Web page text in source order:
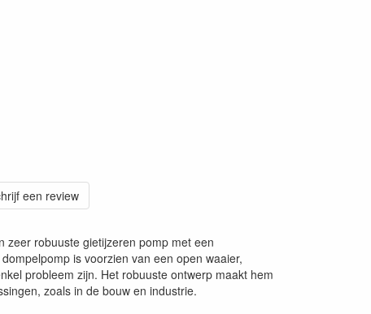
een review
zeer robuuste gietijzeren pomp met een
is voorzien van een open waaier,
probleem zijn. Het robuuste ontwerp maakt hem
zoals in de bouw en industrie.